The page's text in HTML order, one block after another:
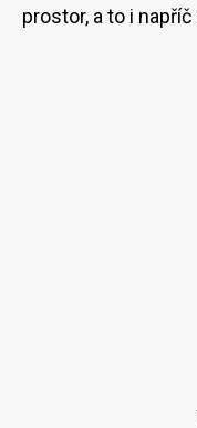
prostor, a to i